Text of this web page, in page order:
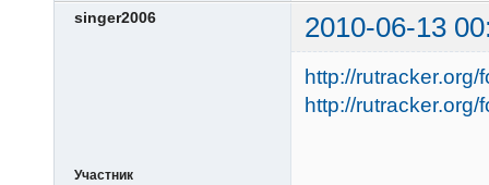
singer2006 2010-06-13
Участник
http://
http://